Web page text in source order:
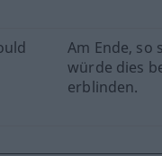
Am Ende, so
würde dies
erblinden.